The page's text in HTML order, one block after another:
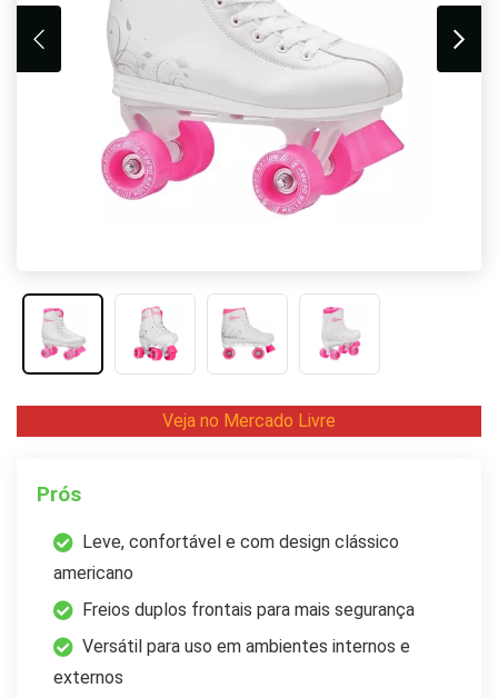
Veja no Mercado Livre
Prós
Leve, confortável e com design clássico
americano
Freios duplos frontais para mais segurança
Versátil para uso em ambientes internos e
externos